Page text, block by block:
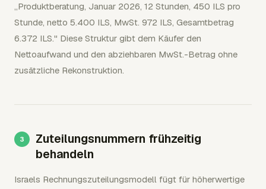
„Produktberatung, Januar 2026, 12 Stunden, 450 ILS pro
Stunde, netto 5.400 ILS, MwSt. 972 ILS, Gesamtbetrag
6.372 ILS." Diese Struktur gibt dem Käufer den
Nettoaufwand und den abziehbaren MwSt.-Betrag ohne
zusätzliche Rekonstruktion.
Zuteilungsnummern frühzeitig
behandeln
Israels Rechnungszuteilungsmodell fügt für höherwertige